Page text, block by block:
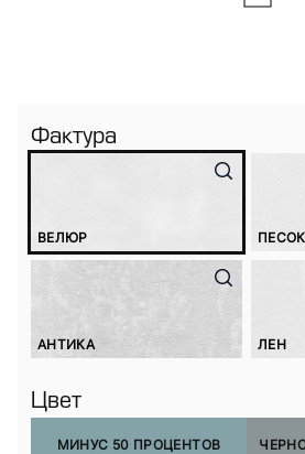
Фактура
ВЕЛЮР ПЕСОК
АНТИКА ЛЕН
Цвет
МИНУС 50 ПРОЦЕНТОВ